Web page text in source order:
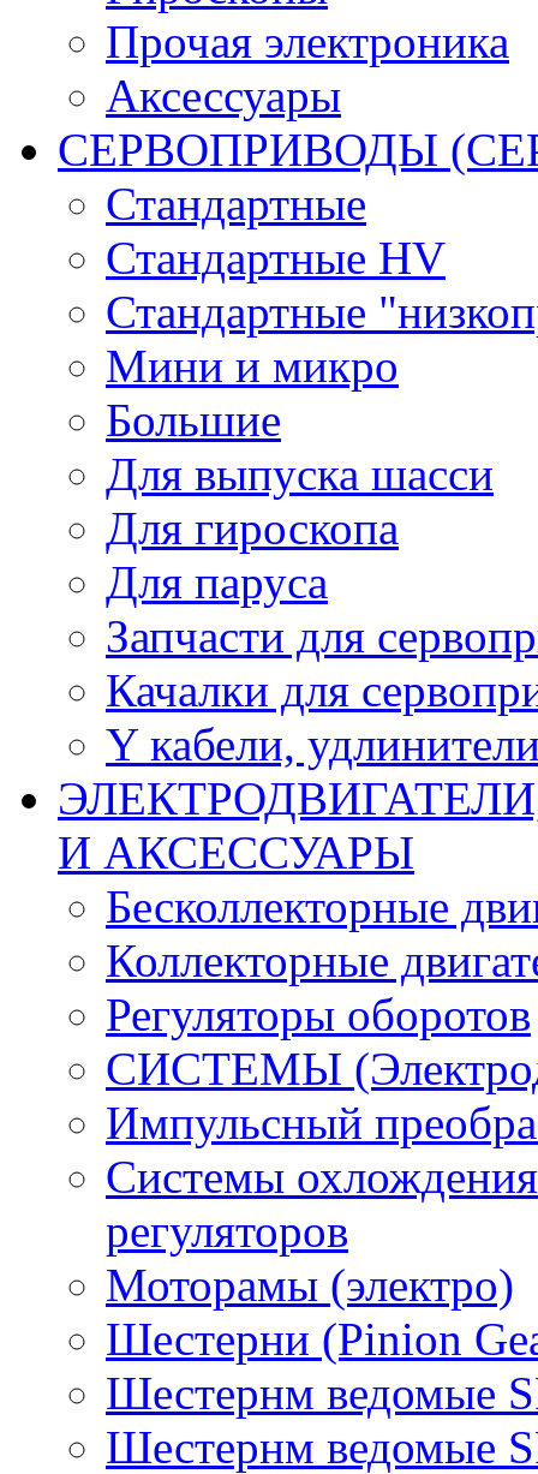
Прочая электроника
Аксессуары
СЕРВОПРИВОДЫ
Стандартные
Стандартные HV
Стандартные
Мини и микро
Большие
Для выпуска шасси
Для гироскопа
Для паруса
Запчасти для
Качалки для
Y кабели,
И АКСЕССУАРЫ
Бесколлекторные
Коллекторные
Регуляторы оборотов
СИСТЕМЫ
Импульсный
Системы охлождения
регуляторов
Моторамы (электро)
Шестерни (Pinion
Шестернм ведомые
Шестернм ведомые